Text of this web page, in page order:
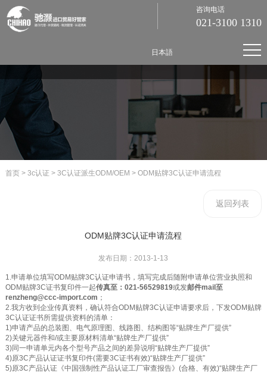
咨询电话
021-3100 1310
日本語
首页 > 3c认证 > 3C认证派生ODM/OEM > ODM贴牌3C认证申请流程
返回列表
ODM贴牌3C认证申请流程
发布日期：2013-1-13
1.申请单位填写ODM贴牌3C认证申请书，填写完成后随附申请单位营业执照和
ODM贴牌3C证书复印件一起传真至：021-56529819或发邮件mail至
renzheng@ccc-import.com ；
2.我方收到企业传真资料，确认符合ODM贴牌3C认证申请要求后，下发ODM贴牌
3C认证证书所需提供资料的清单：
1)申请产品的总装图、电气原理图、线路图、结构图等“贴牌生产厂提供”
2)关键元器件和/或主要原材料清单“贴牌生产厂提供”
3)同一申请单元内各个型号产品之间的差异说明“贴牌生产厂提供”
4)原3C产品认证证书复印件(需要3C证书有效)“贴牌生产厂提供”
5)原3C产品认证《中国强制性产品认证工厂审查报告》(合格、有效)“贴牌生产厂